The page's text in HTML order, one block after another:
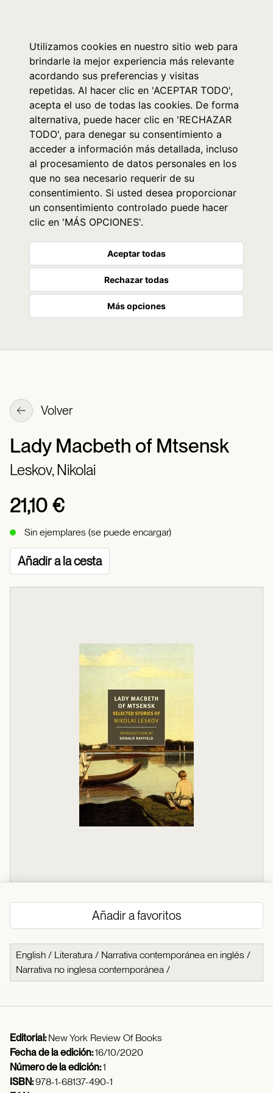
Utilizamos cookies en nuestro sitio web para
brindarle la mejor experiencia más relevante
acordando sus preferencias y visitas
repetidas. Al hacer clic en 'ACEPTAR TODO',
acepta el uso de todas las cookies. De forma
alternativa, puede hacer clic en 'RECHAZAR
TODO', para denegar su consentimiento a
acceder a información más detallada, incluso
al procesamiento de datos personales en los
que no sea necesario requerir de su
consentimiento. Si usted desea proporcionar
un consentimiento controlado puede hacer
clic en 'MÁS OPCIONES'.
Aceptar todas
Rechazar todas
Más opciones
Volver
Lady Macbeth of Mtsensk
Leskov, Nikolai
21,10 €
Sin ejemplares (se puede encargar)
Añadir a la cesta
Añadir a favoritos
English / Literatura / Narrativa contemporánea en inglés /
Narrativa no inglesa contemporánea /
Editorial:New York Review Of Books
Fecha de la edición:16/10/2020
Número de la edición:1
ISBN:978-1-68137-490-1